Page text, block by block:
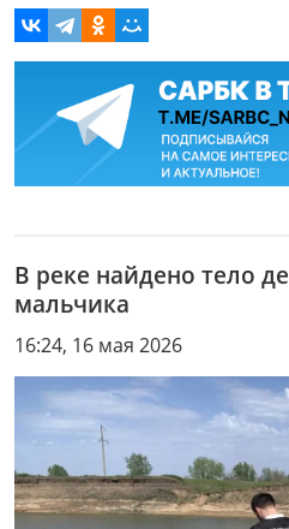
В реке найдено тело
мальчика
16:24, 16 мая 2026